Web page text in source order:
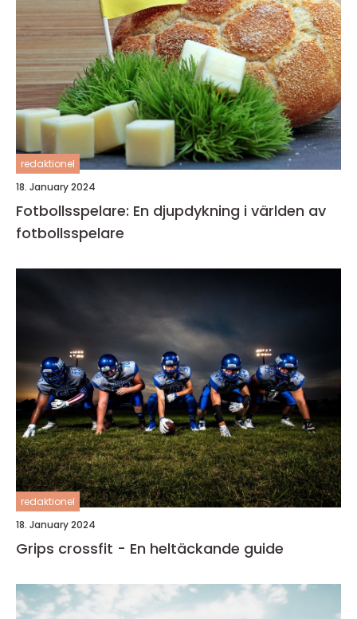
redaktionel
18. January 2024
Fotbollsspelare: En djupdykning i världen av
fotbollsspelare
redaktionel
18. January 2024
Grips crossfit - En heltäckande guide